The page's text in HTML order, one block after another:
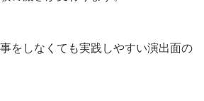
をしなくても実践しやすい演出面の